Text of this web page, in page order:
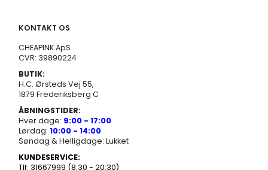
KONTAKT OS
CHEAPINK ApS
CVR: 39890224
BUTIK:
H.C. Ørsteds Vej 55,
1879 Frederiksberg C
ÅBNINGSTIDER:
Hver dage: 9:00 - 17:00
Lørdag: 10:00 - 14:00
Søndag & Helligdage: Lukket
KUNDESERVICE:
Tlf: 31667999 (8:30 - 20:30)